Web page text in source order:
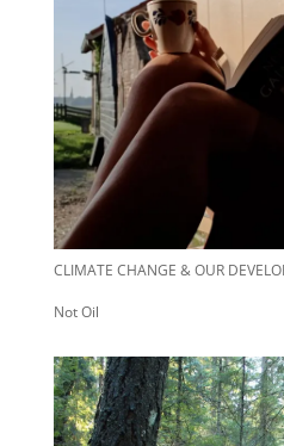
CLIMATE CHANGE & OUR
Not Oil